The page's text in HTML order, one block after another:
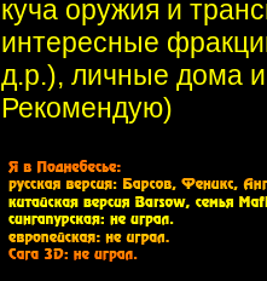
куча оружия и
интересные
д.р.), личные дома
Рекомендую)